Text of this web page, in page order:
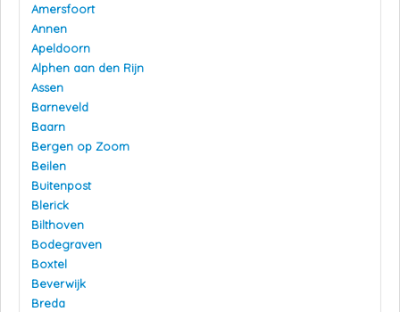
Amersfoort
Annen
Apeldoorn
Alphen aan den Rijn
Assen
Barneveld
Baarn
Bergen op Zoom
Beilen
Buitenpost
Blerick
Bilthoven
Bodegraven
Boxtel
Beverwijk
Breda